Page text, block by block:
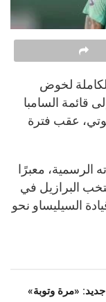
لخوض
بعدما عاد إلى قائمة السامبا
عقب فترة
الرسمية، معبرًا
البرازيل في
السيليساو نحو
جديد: «مرة وتوبة»